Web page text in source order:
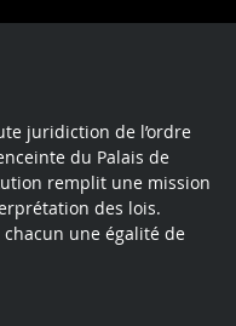
LinkedInInstagram
juridiction de l’ordre
du Palais de
remplit une mission
des lois.
une égalité de